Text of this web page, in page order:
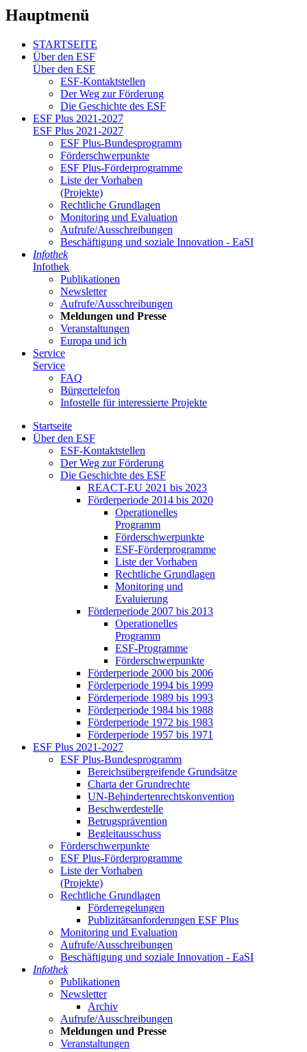
Hauptmenü
STARTSEITE
Über den ESF
Über den ESF
ESF-Kon­takt­stel­len
Der Weg zur För­de­rung
Die Ge­schich­te des ESF
ESF Plus 2021-2027
ESF Plus 2021-2027
ESF Plus-Bun­des­pro­gramm
För­der­schwer­punk­te
ESF Plus-För­der­pro­gram­me
Lis­te der Vor­ha­ben
(Pro­jek­te)
Recht­li­che Grund­la­gen
Mo­ni­to­ring und Eva­lua­ti­on
Auf­ru­fe/Aus­schrei­bun­gen
Be­schäf­ti­gung und so­zia­le In­no­va­ti­on - Ea­SI
In­fo­thek
In­fo­thek
Pu­bli­ka­tio­nen
Newslet­ter
Auf­ru­fe/Aus­schrei­bun­gen
Mel­dun­gen und Pres­se
Ver­an­stal­tun­gen
Eu­ro­pa und ich
Ser­vice
Ser­vice
FAQ
Bür­ger­te­le­fon
In­fo­stel­le für in­ter­es­sier­te Pro­jek­te
Start­sei­te
Über den ESF
ESF-Kon­takt­stel­len
Der Weg zur För­de­rung
Die Ge­schich­te des ESF
RE­ACT-EU 2021 bis 2023
För­der­pe­ri­ode 2014 bis 2020
Ope­ra­tio­nel­les
Pro­gramm
För­der­schwer­punk­te
ESF-För­der­pro­gram­me
Lis­te der Vor­ha­ben
Recht­li­che Grund­la­gen
Mo­ni­to­ring und
Eva­lu­ie­rung
För­der­pe­ri­ode 2007 bis 2013
Ope­ra­tio­nel­les
Pro­gramm
ESF-Pro­gram­me
För­der­schwer­punk­te
För­der­pe­ri­ode 2000 bis 2006
För­der­pe­ri­ode 1994 bis 1999
För­der­pe­ri­ode 1989 bis 1993
För­der­pe­ri­ode 1984 bis 1988
För­der­pe­ri­ode 1972 bis 1983
För­der­pe­ri­ode 1957 bis 1971
ESF Plus 2021-2027
ESF Plus-Bun­des­pro­gramm
Be­reichs­über­grei­fen­de Grund­sät­ze
Char­ta der Grund­rech­te
UN-Be­hin­der­ten­rechts­kon­ven­ti­on
Be­schwer­de­stel­le
Be­trugs­prä­ven­ti­on
Be­glei­taus­schuss
För­der­schwer­punk­te
ESF Plus-För­der­pro­gram­me
Lis­te der Vor­ha­ben
(Pro­jek­te)
Recht­li­che Grund­la­gen
För­der­re­ge­lun­gen
Pu­bli­zi­täts­an­for­de­run­gen ESF Plus
Mo­ni­to­ring und Eva­lua­ti­on
Auf­ru­fe/Aus­schrei­bun­gen
Be­schäf­ti­gung und so­zia­le In­no­va­ti­on - Ea­SI
In­fo­thek
Pu­bli­ka­tio­nen
Newslet­ter
Ar­chiv
Auf­ru­fe/Aus­schrei­bun­gen
Mel­dun­gen und Pres­se
Ver­an­stal­tun­gen